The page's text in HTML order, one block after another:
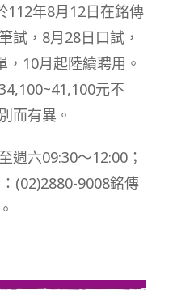
112年8月12日在銘傳
試，8月28日口試，
10月起陸續聘用。
元不
而有異。
週六09:30～12:00；
(02)2880-9008銘傳